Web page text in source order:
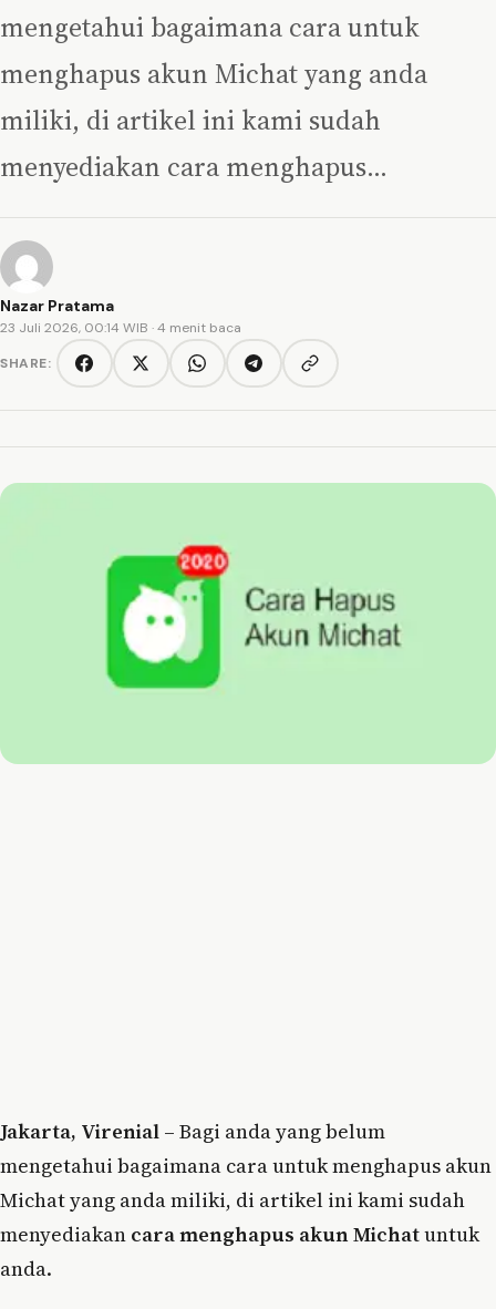
mengetahui bagaimana cara untuk
menghapus akun Michat yang anda
miliki, di artikel ini kami sudah
menyediakan cara menghapus…
Nazar Pratama
23 Juli 2026, 00:14 WIB · 4 menit baca
SHARE:
FacebookTwitter/XWhatsAppTelegramCopy link
Jakarta, Virenial – Bagi anda yang belum
mengetahui bagaimana cara untuk menghapus akun
Michat yang anda miliki, di artikel ini kami sudah
menyediakan cara menghapus akun Michatuntuk
anda.